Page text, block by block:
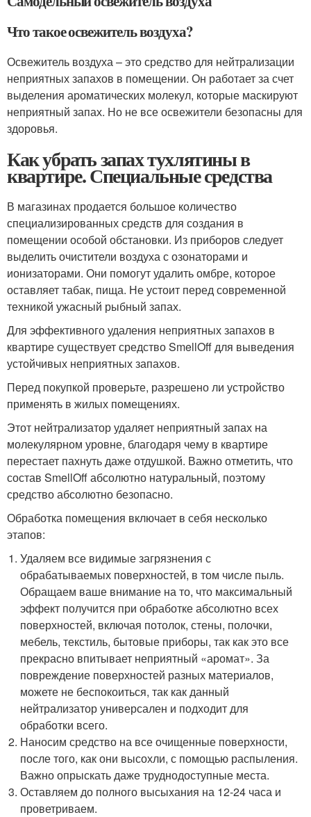
Что такое освежитель воздуха?
Освежитель воздуха – это средство для нейтрализации
неприятных запахов в помещении. Он работает за счет
выделения ароматических молекул, которые маскируют
неприятный запах. Но не все освежители безопасны для
здоровья.
Как убрать запах тухлятины в
квартире. Специальные средства
В магазинах продается большое количество
специализированных средств для создания в
помещении особой обстановки. Из приборов следует
выделить очистители воздуха с озонаторами и
ионизаторами. Они помогут удалить омбре, которое
оставляет табак, пища. Не устоит перед современной
техникой ужасный рыбный запах.
Для эффективного удаления неприятных запахов в
квартире существует средство SmellOff для выведения
устойчивых неприятных запахов.
Перед покупкой проверьте, разрешено ли устройство
применять в жилых помещениях.
Этот нейтрализатор удаляет неприятный запах на
молекулярном уровне, благодаря чему в квартире
перестает пахнуть даже отдушкой. Важно отметить, что
состав SmellOff абсолютно натуральный, поэтому
средство абсолютно безопасно.
Обработка помещения включает в себя несколько
этапов:
Удаляем все видимые загрязнения с
обрабатываемых поверхностей, в том числе пыль.
Обращаем ваше внимание на то, что максимальный
эффект получится при обработке абсолютно всех
поверхностей, включая потолок, стены, полочки,
мебель, текстиль, бытовые приборы, так как это все
прекрасно впитывает неприятный «аромат». За
повреждение поверхностей разных материалов,
можете не беспокоиться, так как данный
нейтрализатор универсален и подходит для
обработки всего.
Наносим средство на все очищенные поверхности,
после того, как они высохли, с помощью распыления.
Важно опрыскать даже труднодоступные места.
Оставляем до полного высыхания на 12-24 часа и
проветриваем.